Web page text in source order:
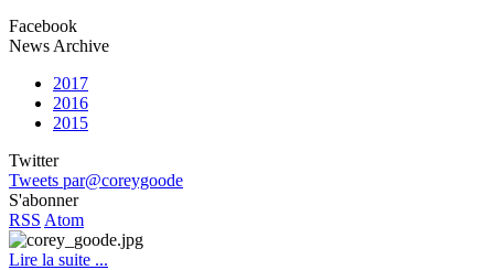
Facebook
News Archive
2017
2016
2015
Twitter
Tweets par@coreygoode
S'abonner
RSS Atom
Lire la suite ...